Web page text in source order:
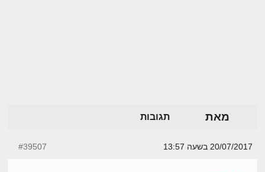
מאת תגובות
20/07/2017 בשעה 13:57 #39507